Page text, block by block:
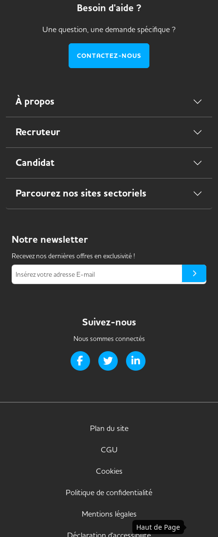
Besoin d'aide ?
Une question, une demande spécifique ?
CONTACTEZ-NOUS
À propos
Recruteur
Candidat
Parcourez nos sites sectoriels
Notre newsletter
Recevez nos dernières offres en exclusivité !
Insérez votre adresse E-mail
Suivez-nous
Nous sommes connectés
Page Facebook de Handi-it
Page Twitter de Handi-it
Plan du site
CGU
Cookies
Politique de confidentialité
Mentions légales
Haut de Page